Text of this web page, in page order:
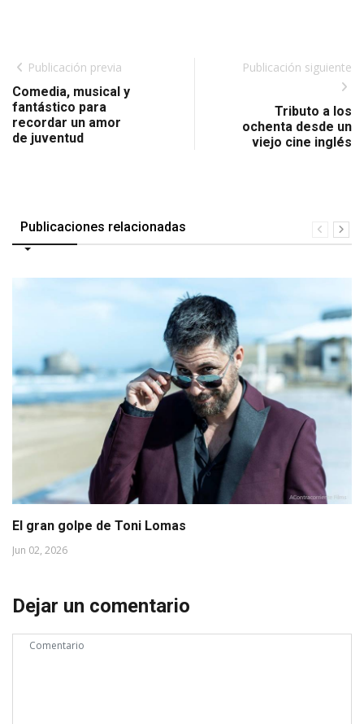
Publicación previa
Comedia, musical y
fantástico para
recordar un amor
de juventud
Publicación siguiente
Tributo a los
ochenta desde un
viejo cine inglés
Publicaciones relacionadas
El gran golpe de Toni Lomas
Jun 02, 2026
Dejar un comentario